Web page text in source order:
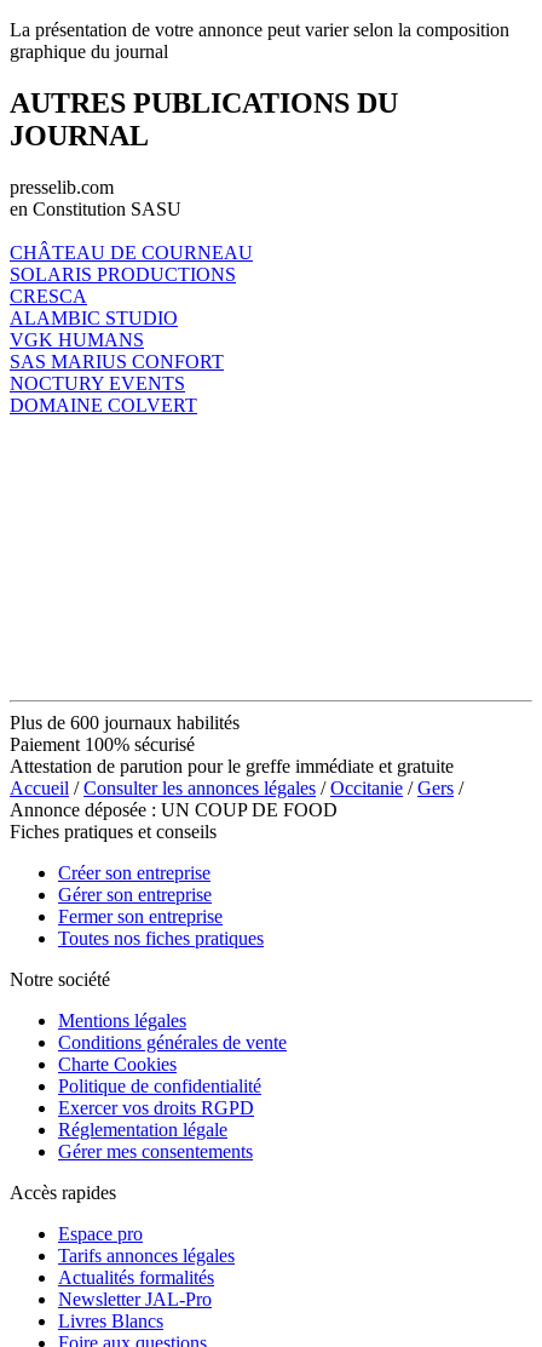
La présentation de votre annonce peut varier selon la composition
graphique du journal
AUTRES PUBLICATIONS DU
JOURNAL
presselib.com
en Constitution SASU
CHÂTEAU DE COURNEAU
SOLARIS PRODUCTIONS
CRESCA
ALAMBIC STUDIO
VGK HUMANS
SAS MARIUS CONFORT
NOCTURY EVENTS
DOMAINE COLVERT
Plus de 600 journaux habilités
Paiement 100% sécurisé
Attestation de parution pour le greffe immédiate et gratuite
Accueil /Consulter les annonces légales /Occitanie /Gers /
Annonce déposée : UN COUP DE FOOD
Fiches pratiques et conseils
Créer son entreprise
Gérer son entreprise
Fermer son entreprise
Toutes nos fiches pratiques
Notre société
Mentions légales
Conditions générales de vente
Charte Cookies
Politique de confidentialité
Exercer vos droits RGPD
Réglementation légale
Gérer mes consentements
Accès rapides
Espace pro
Tarifs annonces légales
Actualités formalités
Newsletter JAL-Pro
Livres Blancs
Foire aux questions